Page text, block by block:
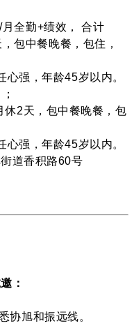
全勤+绩效， 合计
包中餐晚餐，包住，
强，年龄45岁以内。
2天，包中餐晚餐，包
强，年龄45岁以内。
道香积路60号
：
协旭和振远线。